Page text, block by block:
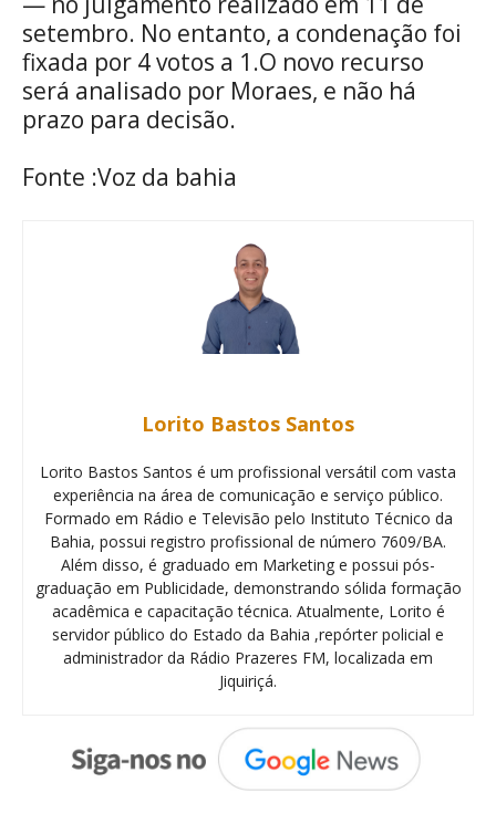
setembro. No entanto, a condenação foi
fixada por 4 votos a 1.O novo recurso
será analisado por Moraes, e não há
prazo para decisão.
Fonte :Voz da bahia
Lorito Bastos Santos
Lorito Bastos Santos é um profissional versátil com vasta
experiência na área de comunicação e serviço público.
Formado em Rádio e Televisão pelo Instituto Técnico da
Bahia, possui registro profissional de número 7609/BA.
Além disso, é graduado em Marketing e possui pós-
graduação em Publicidade, demonstrando sólida formação
acadêmica e capacitação técnica. Atualmente, Lorito é
servidor público do Estado da Bahia ,repórter policial e
administrador da Rádio Prazeres FM, localizada em
Jiquiriçá.